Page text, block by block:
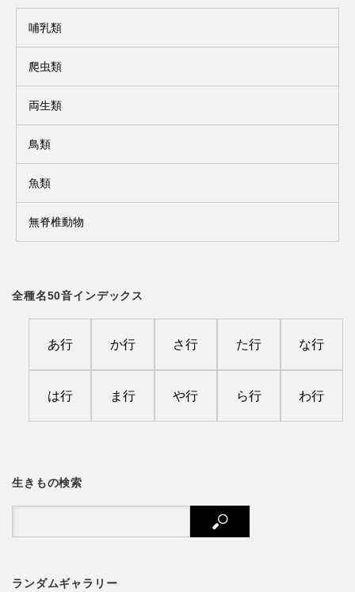
哺乳類
爬虫類
両生類
鳥類
魚類
無脊椎動物
全種名50音インデックス
あ行 か行 さ行 た行 な行
は行 ま行 や行 ら行 わ行
生きもの検索
ランダムギャラリー